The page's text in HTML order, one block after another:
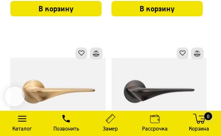
Каталог Позвонить Замер Рассрочка
0
Корзина
В корзину В корзину